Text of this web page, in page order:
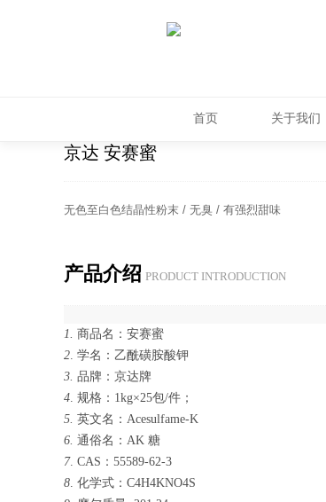
首页 关于我们
京达 安赛蜜
无色至白色结晶性粉末 / 无臭 / 有强烈甜味
产品介绍 PROD­UCT IN­TRO­DUC­TION
1. 商品名：安赛蜜
2. 学名：乙酰磺胺酸钾
3. 品牌：京达牌
4. 规格：1kg×25包/件；
5. 英文名：Acesulfame-K
6. 通俗名：AK 糖
7. CAS：55589-62-3
8. 化学式：C4H4KNO4S